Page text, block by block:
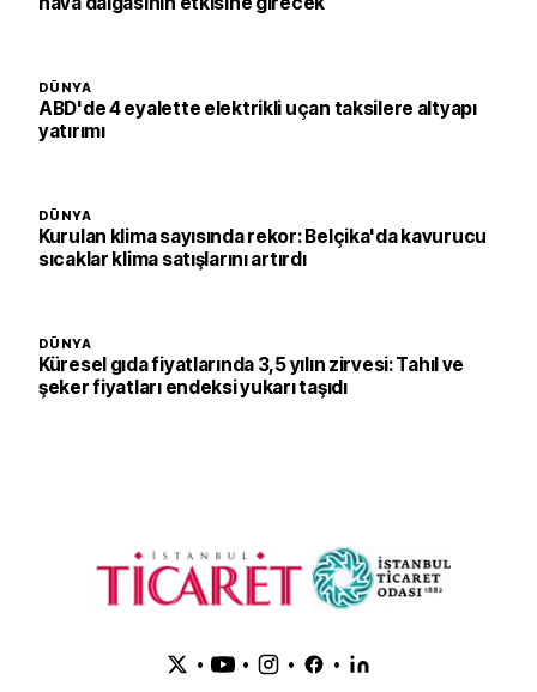
DÜNYA
ABD'de 4 eyalette elektrikli uçan taksilere altyapı
yatırımı
DÜNYA
Kurulan klima sayısında rekor: Belçika'da kavurucu
sıcaklar klima satışlarını artırdı
DÜNYA
Küresel gıda fiyatlarında 3,5 yılın zirvesi: Tahıl ve
şeker fiyatları endeksi yukarı taşıdı
• • • •